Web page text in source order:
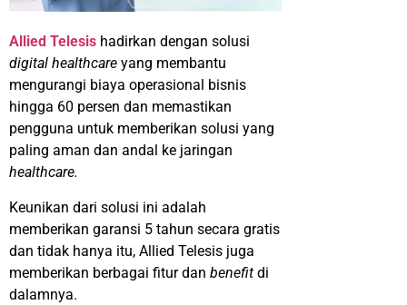
Allied Telesis hadirkan dengan solusi
digital healthcare yang membantu
mengurangi biaya operasional bisnis
hingga 60 persen dan memastikan
pengguna untuk memberikan solusi yang
paling aman dan andal ke jaringan
healthcare.
Keunikan dari solusi ini adalah
memberikan garansi 5 tahun secara gratis
dan tidak hanya itu, Allied Telesis juga
memberikan berbagai fitur dan benefit di
dalamnya.